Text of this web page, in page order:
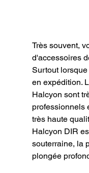
Très souvent,
d'accessoires
Surtout
en expédition.
Halcyon sont
professionnels
très haute
Halcyon DIR
souterraine, la
plongée